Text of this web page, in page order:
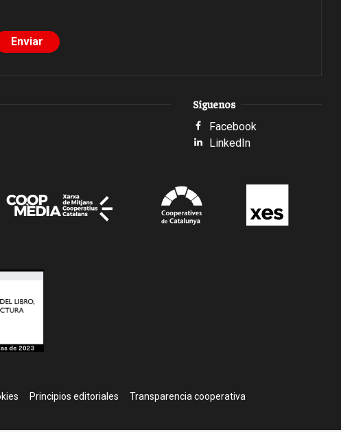
Síguenos
Facebook
LinkedIn
Principios editoriales Transparencia cooperativa